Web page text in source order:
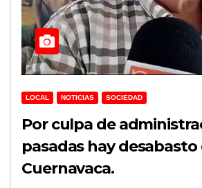
LOCAL NOTICIAS SOCIEDAD
Por culpa de
pasadas hay desabasto
Cuernavaca.